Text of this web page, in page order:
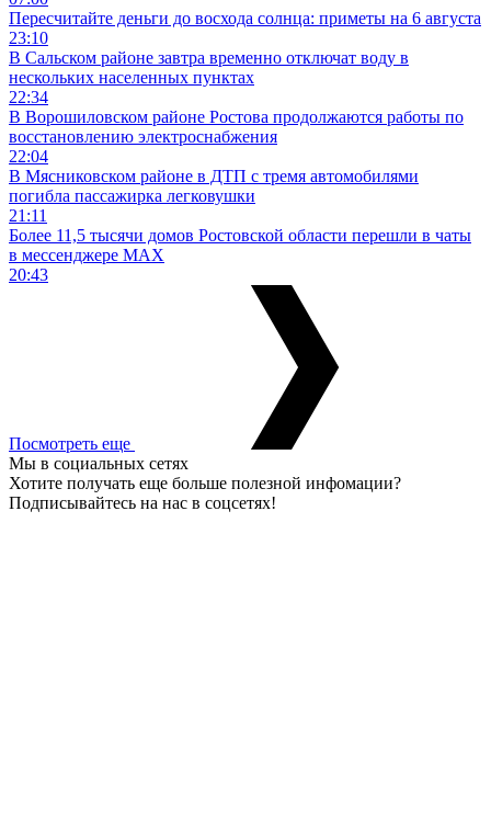
Пересчитайте деньги до восхода солнца: приметы на 6 августа
23:10
В Сальском районе завтра временно отключат воду в
нескольких населенных пунктах
22:34
В Ворошиловском районе Ростова продолжаются работы по
восстановлению электроснабжения
22:04
В Мясниковском районе в ДТП с тремя автомобилями
погибла пассажирка легковушки
21:11
Более 11,5 тысячи домов Ростовской области перешли в чаты
в мессенджере MAX
20:43
Посмотреть еще
Мы в социальных сетях
Хотите получать еще больше полезной инфомации?
Подписывайтесь на нас в соцсетях!